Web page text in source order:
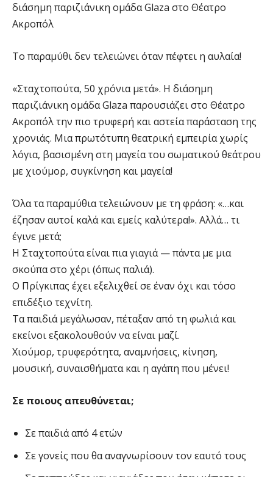
διάσημη παριζιάνικη ομάδα Glaza στο Θέατρο
Ακροπόλ
Το παραμύθι δεν τελειώνει όταν πέφτει η αυλαία!
«Σταχτοπούτα, 50 χρόνια μετά». Η διάσημη
παριζιάνικη ομάδα Glaza παρουσιάζει στο Θέατρο
Ακροπόλ την πιο τρυφερή και αστεία παράσταση της
χρονιάς. Μια πρωτότυπη θεατρική εμπειρία χωρίς
λόγια, βασισμένη στη μαγεία του σωματικού θεάτρου
με χιούμορ, συγκίνηση και μαγεία!
Όλα τα παραμύθια τελειώνουν με τη φράση: «…και
έζησαν αυτοί καλά και εμείς καλύτερα!». Αλλά… τι
έγινε μετά;
Η Σταχτοπούτα είναι πια γιαγιά — πάντα με μια
σκούπα στο χέρι (όπως παλιά).
Ο Πρίγκιπας έχει εξελιχθεί σε έναν όχι και τόσο
επιδέξιο τεχνίτη.
Τα παιδιά μεγάλωσαν, πέταξαν από τη φωλιά και
εκείνοι εξακολουθούν να είναι μαζί.
Χιούμορ, τρυφερότητα, αναμνήσεις, κίνηση,
μουσική, συναισθήματα και η αγάπη που μένει!
Σε ποιους απευθύνεται;
Σε παιδιά από 4 ετών
Σε γονείς που θα αναγνωρίσουν τον εαυτό τους